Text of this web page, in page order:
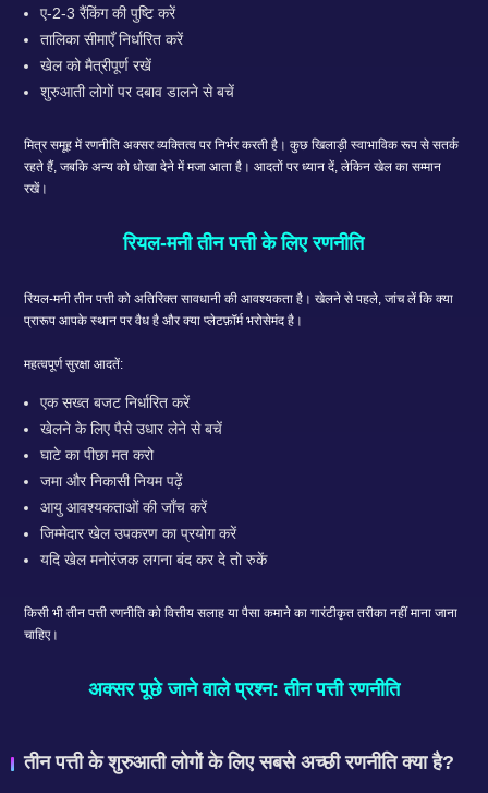
ए-2-3 रैंकिंग की पुष्टि करें
तालिका सीमाएँ निर्धारित करें
खेल को मैत्रीपूर्ण रखें
शुरुआती लोगों पर दबाव डालने से बचें
मित्र समूह में रणनीति अक्सर व्यक्तित्व पर निर्भर करती है। कुछ खिलाड़ी स्वाभाविक रूप से सतर्क
रहते हैं, जबकि अन्य को धोखा देने में मजा आता है। आदतों पर ध्यान दें, लेकिन खेल का सम्मान
रखें।
रियल-मनी तीन पत्ती के लिए रणनीति
रियल-मनी तीन पत्ती को अतिरिक्त सावधानी की आवश्यकता है। खेलने से पहले, जांच लें कि क्या
प्रारूप आपके स्थान पर वैध है और क्या प्लेटफ़ॉर्म भरोसेमंद है।
महत्वपूर्ण सुरक्षा आदतें:
एक सख्त बजट निर्धारित करें
खेलने के लिए पैसे उधार लेने से बचें
घाटे का पीछा मत करो
जमा और निकासी नियम पढ़ें
आयु आवश्यकताओं की जाँच करें
जिम्मेदार खेल उपकरण का प्रयोग करें
यदि खेल मनोरंजक लगना बंद कर दे तो रुकें
किसी भी तीन पत्ती रणनीति को वित्तीय सलाह या पैसा कमाने का गारंटीकृत तरीका नहीं माना जाना
चाहिए।
अक्सर पूछे जाने वाले प्रश्न: तीन पत्ती रणनीति
तीन पत्ती के शुरुआती लोगों के लिए सबसे अच्छी रणनीति क्या है?